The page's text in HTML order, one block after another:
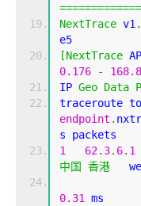
NextTrace v1 .
e5
[NextTrace
0.176
-
IP Geo Data
traceroute to
endpoint .
s packets
1
62.3. 6.1
中国 香港
0.31
ms